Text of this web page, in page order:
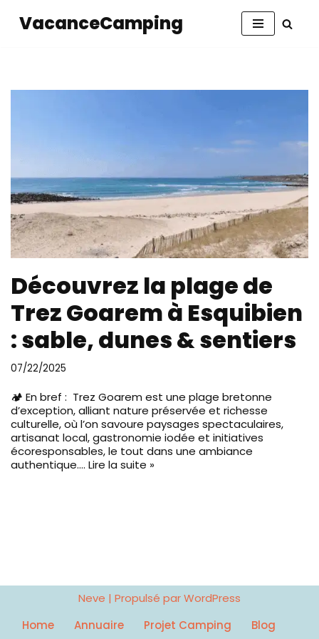
VacanceCamping
Découvrez la plage de
Trez Goarem à Esquibien
: sable, dunes & sentiers
07/22/2025
🏕️ En bref : Trez Goarem est une plage bretonne
d’exception, alliant nature préservée et richesse
culturelle, où l’on savoure paysages spectaculaires,
artisanat local, gastronomie iodée et initiatives
écoresponsables, le tout dans une ambiance
authentique.… Lire la suite »
Neve | Propulsé parWordPress
Home
Annuaire Projet Camping
Blog